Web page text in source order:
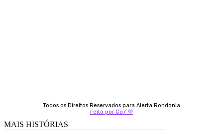
Todos os Direitos Reservados para Alerta Rondonia
Feito por Go7 💜
MAIS HISTÓRIAS